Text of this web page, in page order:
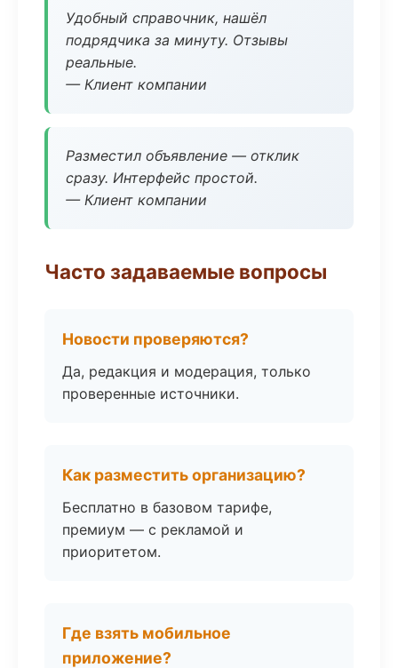
Удобный справочник, нашёл
подрядчика за минуту. Отзывы
реальные.
— Клиент компании
Разместил объявление — отклик
сразу. Интерфейс простой.
— Клиент компании
Часто задаваемые вопросы
Новости проверяются?
Да, редакция и модерация, только
проверенные источники.
Как разместить организацию?
Бесплатно в базовом тарифе,
премиум — с рекламой и
приоритетом.
Где взять мобильное
приложение?